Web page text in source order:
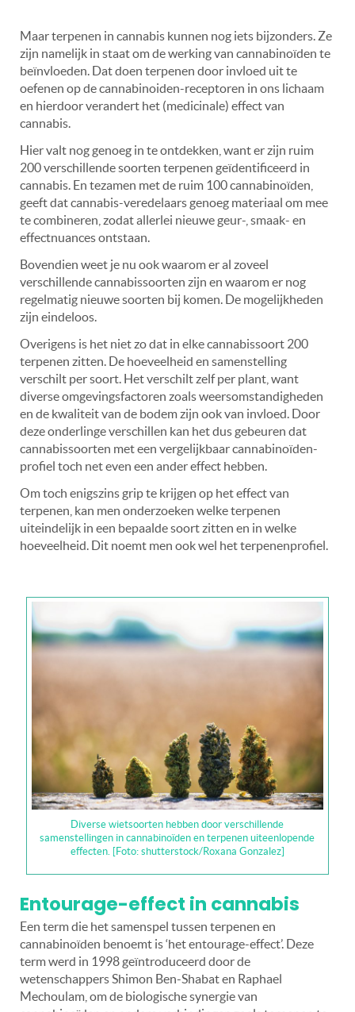
Maar terpenen in cannabis kunnen nog iets bijzonders. Ze
zijn namelijk in staat om de werking van cannabinoïden te
beïnvloeden. Dat doen terpenen door invloed uit te
oefenen op de cannabinoiden-receptoren in ons lichaam
en hierdoor verandert het (medicinale) effect van
cannabis.
Hier valt nog genoeg in te ontdekken, want er zijn ruim
200 verschillende soorten terpenen geïdentificeerd in
cannabis. En tezamen met de ruim 100 cannabinoïden,
geeft dat cannabis-veredelaars genoeg materiaal om mee
te combineren, zodat allerlei nieuwe geur-, smaak- en
effectnuances ontstaan.
Bovendien weet je nu ook waarom er al zoveel
verschillende cannabissoorten zijn en waarom er nog
regelmatig nieuwe soorten bij komen. De mogelijkheden
zijn eindeloos.
Overigens is het niet zo dat in elke cannabissoort 200
terpenen zitten. De hoeveelheid en samenstelling
verschilt per soort. Het verschilt zelf per plant, want
diverse omgevingsfactoren zoals weersomstandigheden
en de kwaliteit van de bodem zijn ook van invloed. Door
deze onderlinge verschillen kan het dus gebeuren dat
cannabissoorten met een vergelijkbaar cannabinoïden-
profiel toch net even een ander effect hebben.
Om toch enigszins grip te krijgen op het effect van
terpenen, kan men onderzoeken welke terpenen
uiteindelijk in een bepaalde soort zitten en in welke
hoeveelheid. Dit noemt men ook wel het terpenenprofiel.
Diverse wietsoorten hebben door verschillende
samenstellingen in cannabinoïden en terpenen uiteenlopende
effecten. [Foto: shutterstock/Roxana Gonzalez]
Entourage-effect in cannabis
Een term die het samenspel tussen terpenen en
cannabinoïden benoemt is ‘het entourage-effect’. Deze
term werd in 1998 geïntroduceerd door de
wetenschappers Shimon Ben-Shabat en Raphael
Mechoulam, om de biologische synergie van